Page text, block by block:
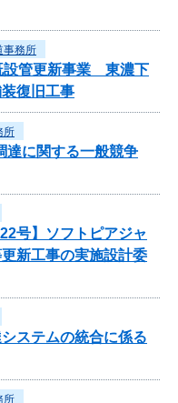
事務所
設管更新事業 東濃下
復旧工事
所
達に関する一般競争
号】ソフトピアジャ
新工事の実施設計委
ステムの統合に係る
所